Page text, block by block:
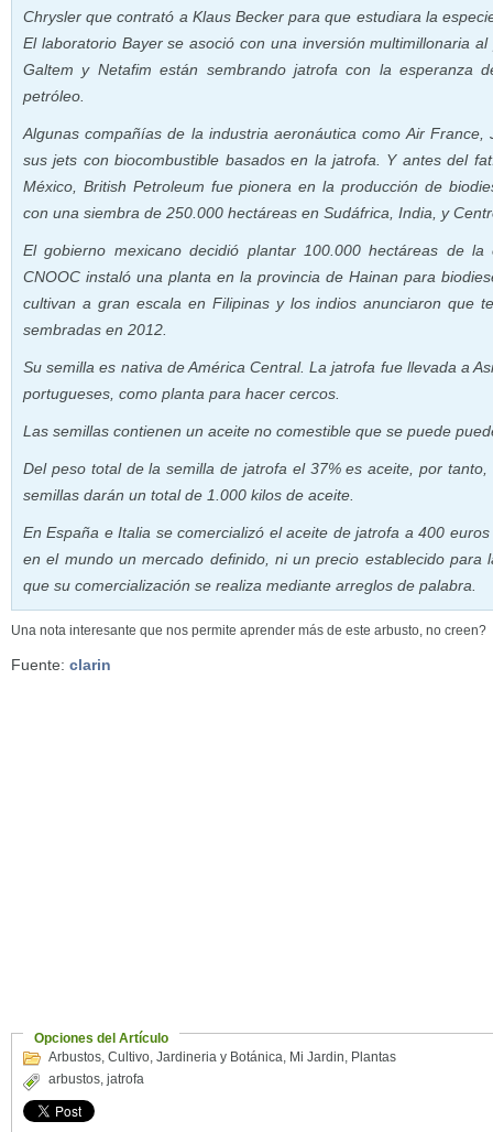
Chrysler que contrató a Klaus Becker para que estudiara la
El laboratorio Bayer se asoció con una inversión multimillonaria
Galtem y Netafim están sembrando jatrofa con la esperanza
petróleo.
Algunas compañías de la industria aeronáutica como Air France,
sus jets con biocombustible basados en la jatrofa. Y antes del
México, British Petroleum fue pionera en la producción de
con una siembra de 250.000 hectáreas en Sudáfrica, India, y
El gobierno mexicano decidió plantar 100.000 hectáreas de
CNOOC instaló una planta en la provincia de Hainan para
cultivan a gran escala en Filipinas y los indios anunciaron que
sembradas en 2012.
Su semilla es nativa de América Central. La jatrofa fue llevada a
portugueses, como planta para hacer cercos.
Las semillas contienen un aceite no comestible que se puede
Del peso total de la semilla de jatrofa el 37% es aceite, por
semillas darán un total de 1.000 kilos de aceite.
En España e Italia se comercializó el aceite de jatrofa a 400
en el mundo un mercado definido, ni un precio establecido para
que su comercialización se realiza mediante arreglos de palabra.
Una nota interesante que nos permite aprender más de este arbusto, no creen?
Fuente: clarin
Opciones del Artículo
Arbustos, Cultivo, Jardineria y Botánica, Mi Jardin, Plantas
arbustos, jatrofa